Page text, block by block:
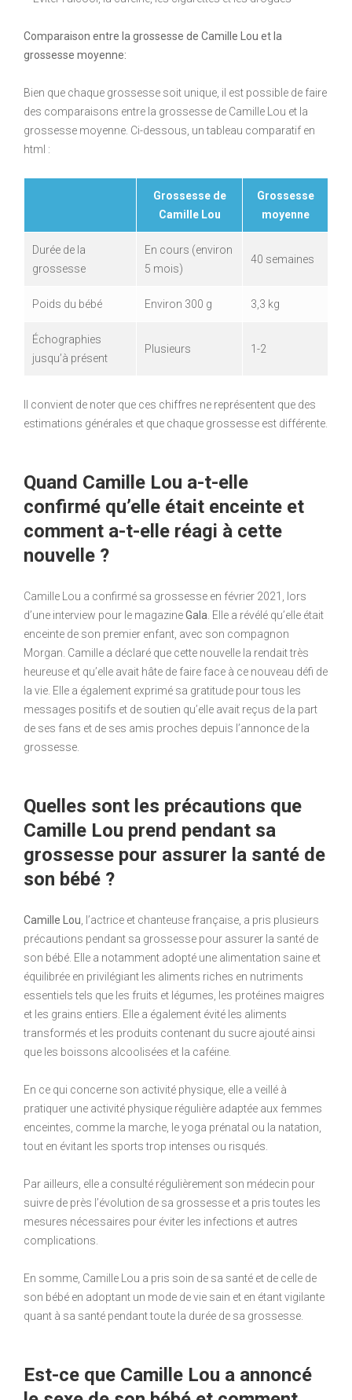
Comparaison entre la grossesse de Camille Lou et la
grossesse moyenne:
Bien que chaque grossesse soit unique, il est possible de faire
des comparaisons entre la grossesse de Camille Lou et la
grossesse moyenne. Ci-dessous, un tableau comparatif en
html :
Grossesse de
Camille Lou
Grossesse
moyenne
Durée de la
grossesse
En cours (environ
5 mois)
40 semaines
Poids du bébé Environ 300 g 3,3 kg
Échographies
jusqu’à présent
Plusieurs 1-2
Il convient de noter que ces chiffres ne représentent que des
estimations générales et que chaque grossesse est différente.
Quand Camille Lou a-t-elle
confirmé qu’elle était enceinte et
comment a-t-elle réagi à cette
nouvelle ?
Camille Lou a confirmé sa grossesse en février 2021, lors
d’une interview pour le magazineGala. Elle a révélé qu’elle était
enceinte de son premier enfant, avec son compagnon
Morgan. Camille a déclaré que cette nouvelle la rendait très
heureuse et qu’elle avait hâte de faire face à ce nouveau défi de
la vie. Elle a également exprimé sa gratitude pour tous les
messages positifs et de soutien qu’elle avait reçus de la part
de ses fans et de ses amis proches depuis l’annonce de la
grossesse.
Quelles sont les précautions que
Camille Lou prend pendant sa
grossesse pour assurer la santé de
son bébé ?
Camille Lou, l’actrice et chanteuse française, a pris plusieurs
précautions pendant sa grossesse pour assurer la santé de
son bébé. Elle a notamment adopté une alimentation saine et
équilibrée en privilégiant les aliments riches en nutriments
essentiels tels que les fruits et légumes, les protéines maigres
et les grains entiers. Elle a également évité les aliments
transformés et les produits contenant du sucre ajouté ainsi
que les boissons alcoolisées et la caféine.
En ce qui concerne son activité physique, elle a veillé à
pratiquer une activité physique régulière adaptée aux femmes
enceintes, comme la marche, le yoga prénatal ou la natation,
tout en évitant les sports trop intenses ou risqués.
Par ailleurs, elle a consulté régulièrement son médecin pour
suivre de près l’évolution de sa grossesse et a pris toutes les
mesures nécessaires pour éviter les infections et autres
complications.
En somme, Camille Lou a pris soin de sa santé et de celle de
son bébé en adoptant un mode de vie sain et en étant vigilante
quant à sa santé pendant toute la durée de sa grossesse.
Est-ce que Camille Lou a annoncé